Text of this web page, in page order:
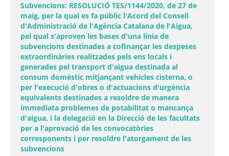
Subvencions: RESOLUCIÓ TES/1144/2020, de 27 de
maig, per la qual es fa públic l'Acord del Consell
d'Administració de l'Agència Catalana de l'Aigua,
pel qual s'aproven les bases d'una línia de
subvencions destinades a cofinançar les despeses
extraordinàries realitzades pels ens locals i
generades pel transport d'aigua destinada al
consum domèstic mitjançant vehicles cisterna, o
per l'execució d'obres o d'actuacions d'urgència
equivalents destinades a resoldre de manera
immediata problemes de potabilitat o mancança
d'aigua, i la delegació en la Direcció de les facultats
per a l'aprovació de les convocatòries
corresponents i per resoldre l'atorgament de les
subvencions